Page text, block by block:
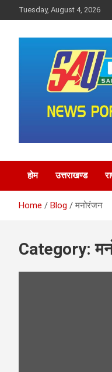
to
Tuesday, August 4, 2026
होम उत्तराखण्ड
Home Blog मनोरंजन
Category: